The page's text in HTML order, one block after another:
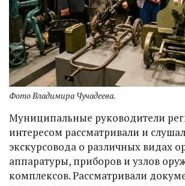
Фото Владимира Чучадеева.
Муниципальные руководители
интересом рассматривали и
экскурсовода о различных видах
аппаратуры, приборов и узлов
комплексов. Рассматривали